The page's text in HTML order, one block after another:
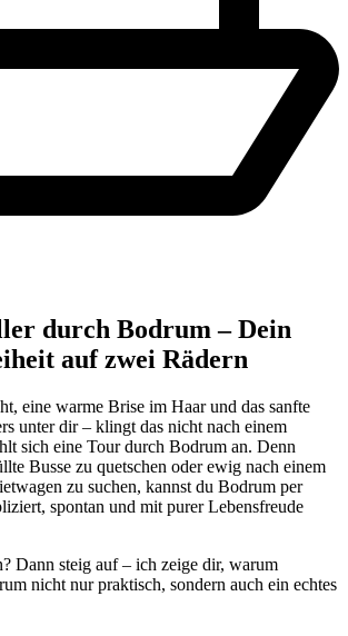
durch Bodrum – Dein
auf zwei Rädern
eine warme Brise im Haar und das sanfte
unter dir – klingt das nicht nach einem
sich eine Tour durch Bodrum an. Denn
Busse zu quetschen oder ewig nach einem
zu suchen, kannst du Bodrum per
spontan und mit purer Lebensfreude
Dann steig auf – ich zeige dir, warum
nicht nur praktisch, sondern auch ein echtes